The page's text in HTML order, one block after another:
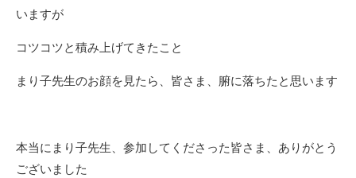
いますが
コツコツと積み上げてきたこと
まり子先生のお顔を見たら、皆さま、腑に落ちたと思います
本当にまり子先生、参加してくださった皆さま、ありがとう
ございました